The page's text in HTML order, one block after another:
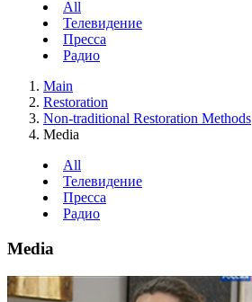
All
Телевидение
Пресса
Радио
Main
Restoration
Non-traditional Restoration Methods
Media
All
Телевидение
Пресса
Радио
Media